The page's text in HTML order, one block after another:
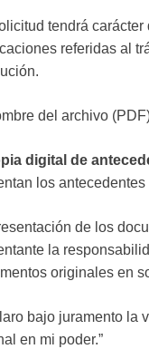
tendrá carácter
referidas al
del archivo
digital de
los
de los
la
originales en
bajo juramento la
en mi poder.”